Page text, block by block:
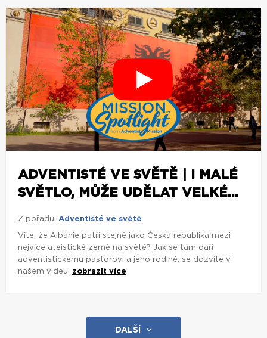
ADVENTISTÉ VE SVĚTĚ | I MALÉ
SVĚTLO, MŮŽE UDĚLAT VELKÉ...
Z pořadu: Adventisté ve světě
Víte, že Albánie patří stejně jako Česká republika mezi
nejvíce ateistické země na světě? Jak se tam daří
adventistickému pastorovi a jeho rodině, se dozvíte v
našem videu. zobrazit více
DALŠÍ